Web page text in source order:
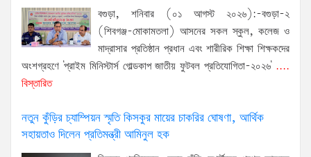
বগুড়া, শনিবার (০১ আগস্ট ২০২৬):-বগুড়া-২
(শিবগঞ্জ-মোকামতলা) আসনের সকল স্কুল, কলেজ ও
মাদ্রাসার প্রতিষ্ঠান প্রধান এবং শারীরিক শিক্ষা শিক্ষকদের
অংশগ্রহণে 'প্রাইম মিনিস্টার্স গোল্ডকাপ জাতীয় ফুটবল প্রতিযোগিতা-২০২৬'....
বিস্তারিত
নতুন কুঁড়ির চ্যাম্পিয়ন স্মৃতি কিসকুর মায়ের চাকরির ঘোষণা, আর্থিক
সহায়তাও দিলেন প্রতিমন্ত্রী আমিনুল হক